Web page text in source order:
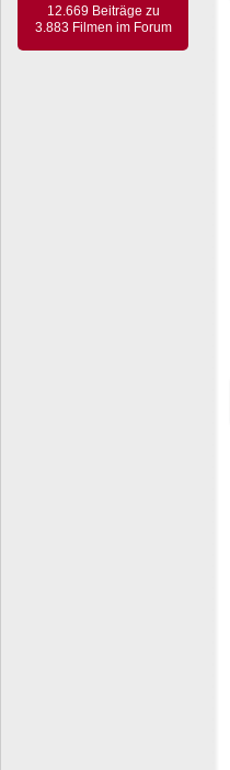
12.669 Beiträge zu
3.883 Filmen im Forum